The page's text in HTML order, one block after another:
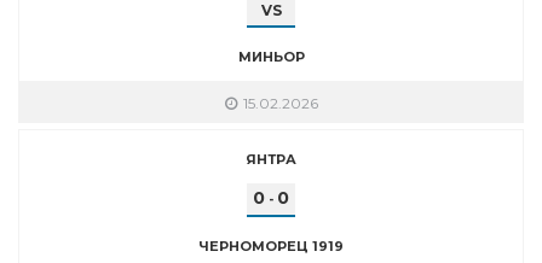
VS
МИНЬОР
15.02.2026
ЯНТРА
0 - 0
ЧЕРНОМОРЕЦ 1919